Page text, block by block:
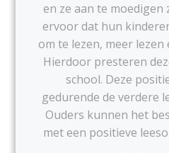
en ze aan te moedigen
ervoor dat hun
om te lezen, meer lezen
Hierdoor presteren
school. Deze
gedurende de verdere
Ouders kunnen het
met een positieve